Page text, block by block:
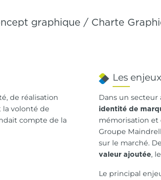
graphique / Charte
de réalisation
la volonté de
compte de la
Les enjeux
Dans un
identité de
mémorisation et
Groupe
sur le marché.
valeur ajoutée,
Le principal